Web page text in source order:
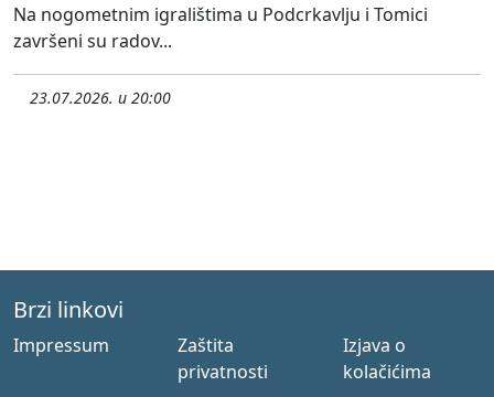
Na nogometnim igralištima u Podcrkavlju i Tomici
završeni su radov...
23.07.2026. u 20:00
Brzi linkovi
Impressum
Zaštita
privatnosti
Izjava o
kolačićima